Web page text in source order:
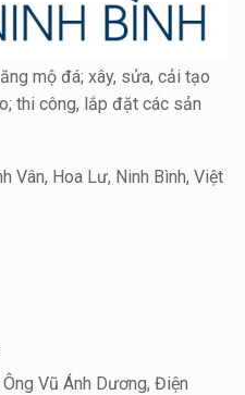
mộ đá; xây, sửa, cải tạo
thi công, lắp đặt các sản
Vân, Hoa Lư, Ninh Bình, Việt
Vũ Ánh Dương, Điện